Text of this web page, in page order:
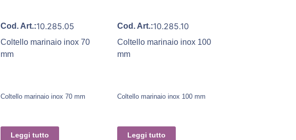
Cod. Art.:10.285.05
Coltello marinaio inox 70
mm
Coltello marinaio inox 70 mm
Leggi tutto
Cod. Art.:10.285.10
Coltello marinaio inox 100
mm
Coltello marinaio inox 100 mm
Leggi tutto